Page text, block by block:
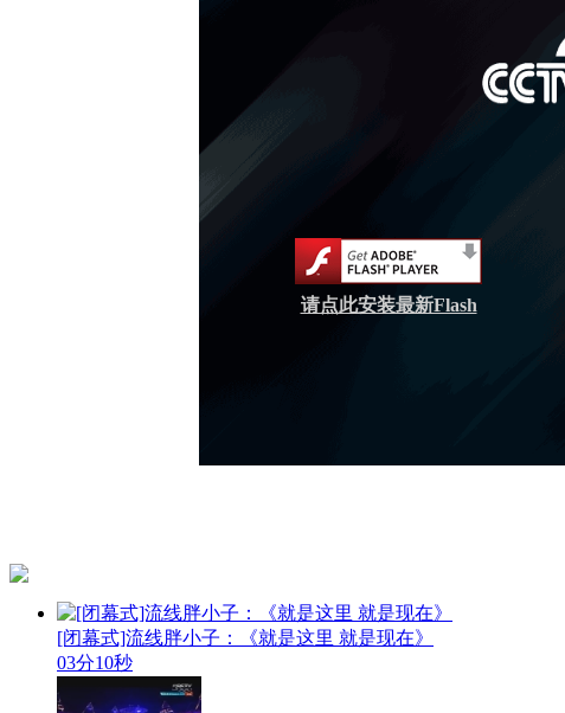
请点此安装最新Flash
[闭幕式]流线胖小子：《就是这里 就是现在》
03分10秒